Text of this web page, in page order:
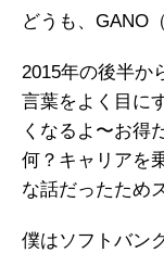
b
o
o
t
e
r
どうも、GANO（
2015年の後半か
言葉をよく目に
くなるよ〜お得
何？キャリアを
な話だったため
僕はソフトバン